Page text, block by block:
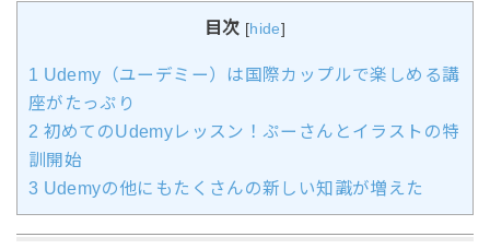
目次 [hide]
1 Udemy（ユーデミー）は国際カップルで楽しめる講
座がたっぷり
2 初めてのUdemyレッスン！ぷーさんとイラストの特
訓開始
3 Udemyの他にもたくさんの新しい知識が増えた